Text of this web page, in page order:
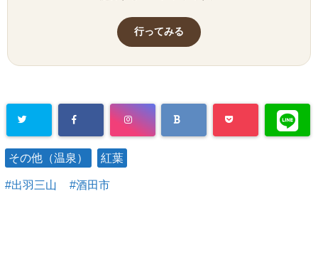
行ってみる
その他（温泉） 紅葉
出羽三山 酒田市